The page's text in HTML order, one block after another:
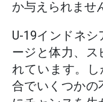
か与えられませ
U-19インドネ
ージと体力、ス
れています。
合でいくつかの